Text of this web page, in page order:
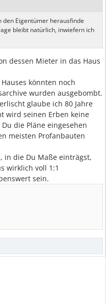
den Eigentümer herausfinde
bleibt natürlich, inwiefern ich
dessen Mieter in das Haus
könnten noch
wurden ausgebombt.
glaube ich 80 Jahre
wird seinen Erben keine
die Pläne eingesehen
meisten Profanbauten
in die Du Maße einträgst,
wirklich voll 1:1
sein.